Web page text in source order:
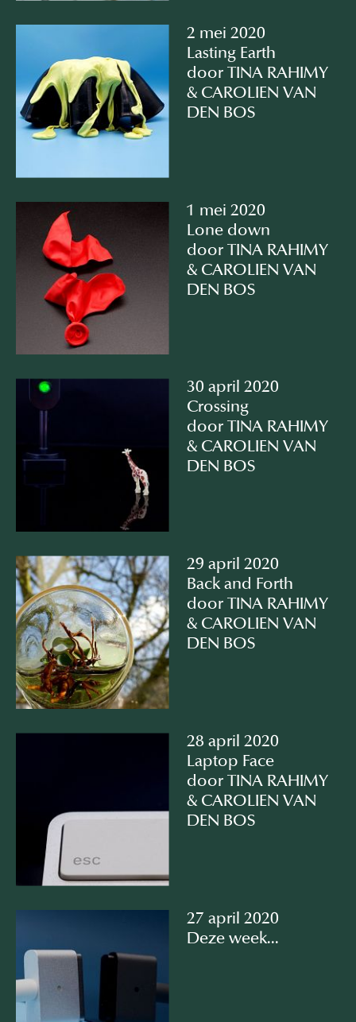
2 mei 2020
Lasting Earth⠀
door TINA RAHIMY
& CAROLIEN VAN
DEN BOS
1 mei 2020
Lone down
door TINA RAHIMY
& CAROLIEN VAN
DEN BOS
30 april 2020
Crossing
door TINA RAHIMY
& CAROLIEN VAN
DEN BOS
29 april 2020
Back and Forth
door TINA RAHIMY
& CAROLIEN VAN
DEN BOS
28 april 2020
Laptop Face
door TINA RAHIMY
& CAROLIEN VAN
DEN BOS
27 april 2020
Deze week...